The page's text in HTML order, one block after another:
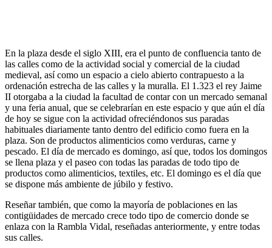
En la plaza desde el siglo XIII, era el punto de confluencia tanto de
las calles como de la actividad social y comercial de la ciudad
medieval, así como un espacio a cielo abierto contrapuesto a la
ordenación estrecha de las calles y la muralla. El 1.323 el rey Jaime
II otorgaba a la ciudad la facultad de contar con un mercado semanal
y una feria anual, que se celebrarían en este espacio y que aún el día
de hoy se sigue con la actividad ofreciéndonos sus paradas
habituales diariamente tanto dentro del edificio como fuera en la
plaza. Son de productos alimenticios como verduras, carne y
pescado. El día de mercado es domingo, así que, todos los domingos
se llena plaza y el paseo con todas las paradas de todo tipo de
productos como alimenticios, textiles, etc. El domingo es el día que
se dispone más ambiente de júbilo y festivo.
Reseñar también, que como la mayoría de poblaciones en las
contigüidades de mercado crece todo tipo de comercio donde se
enlaza con la Rambla Vidal, reseñadas anteriormente, y entre todas
sus calles.